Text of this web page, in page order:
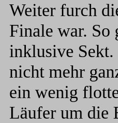
Weiter furch
Finale war. So
inklusive
nicht mehr
ein wenig
Läufer um die